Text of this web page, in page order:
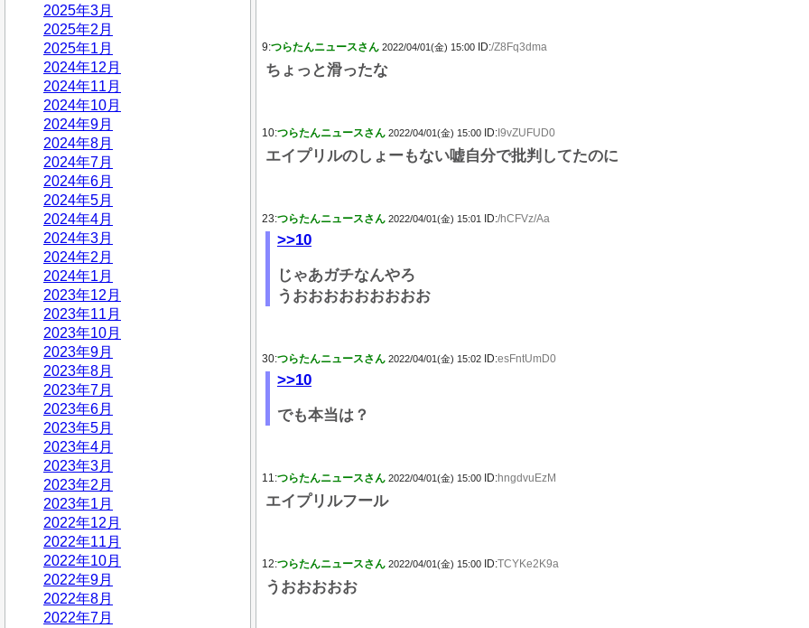
2025年3月
2025年2月
2025年1月
2024年12月
2024年11月
2024年10月
2024年9月
2024年8月
2024年7月
2024年6月
2024年5月
2024年4月
2024年3月
2024年2月
2024年1月
2023年12月
2023年11月
2023年10月
2023年9月
2023年8月
2023年7月
2023年6月
2023年5月
2023年4月
2023年3月
2023年2月
2023年1月
2022年12月
2022年11月
2022年10月
2022年9月
2022年8月
2022年7月
9:つらたんニュースさん 2022/04/01(金) 15:00 ID:/Z8Fq3dma
ちょっと滑ったな
10:つらたんニュースさん 2022/04/01(金) 15:00 ID: I9vZUFUD0
エイプリルのしょーもない嘘自分で批判してたのに
23:つらたんニュースさん 2022/04/01(金) 15:01 ID:/hCFVz/Aa
>>10
じゃあガチなんやろ
うおおおおおおおおお
30:つらたんニュースさん 2022/04/01(金) 15:02 ID:esFntUmD0
>>10
でも本当は？
11:つらたんニュースさん 2022/04/01(金) 15:00 ID:hngdvuEzM
エイプリルフール
12:つらたんニュースさん 2022/04/01(金) 15:00 ID:TCYKe2K9a
うおおおおお